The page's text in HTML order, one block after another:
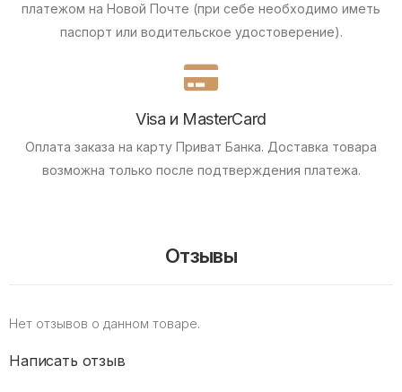
платежом на Новой Почте (при себе необходимо иметь
паспорт или водительское удостоверение).
Visa и MasterCard
Оплата заказа на карту Приват Банка. Доставка товара
возможна только после подтверждения платежа.
Отзывы
Нет отзывов о данном товаре.
Написать отзыв